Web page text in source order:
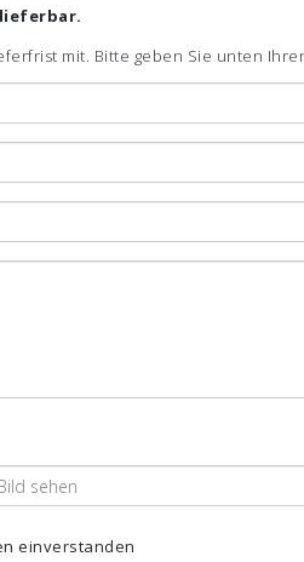
mit. Bitte geben Sie unten
einverstanden